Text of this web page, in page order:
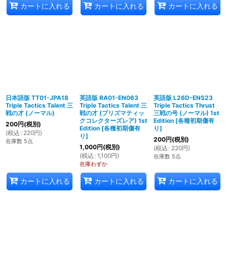
カートに入れる カートに入れる カートに入れる
日本語版 TT01-JPA18
Triple Tactics Talent 三
戦の才 (ノーマル)
200円(税別)
(税込 : 220円)
在庫数 5点
カートに入れる
英語版 RA01-EN063
Triple Tactics Talent 三
戦の才 (プリズマティッ
クコレクターズレア) 1st
Edition [各種初期傷有
り]
1,000円(税別)
(税込 : 1,100円)
在庫わずか
カートに入れる
英語版 L26D-ENS23
Triple Tactics Thrust
三戦の号 (ノーマル) 1st
Edition [各種初期傷有
り]
200円(税別)
(税込 : 220円)
在庫数 5点
カートに入れる